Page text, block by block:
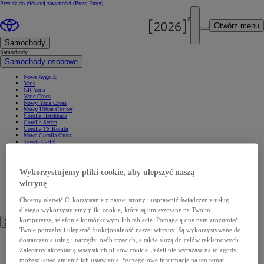
Przejdź do głównej zawartości (Press Enter)
Otwórz menu
Samochody
Samochody
Samochody osobowe
Nowe Aygo X
Yaris
GR Yaris
Yaris Cross
Nowy Yaris Cross
Nowy Urban Cruiser
Corolla Hatchback
Corolla Sedan
Corolla TS Kombi
Nowa Corolla Cross
Toyota C-HR
Camry
Prius
Mirai
Land Cruiser
Nowy GR GT
Samochody dostawcze
Nowy Hilux
Nowy Hilux Electric
PROACE Max
Wykorzystujemy pliki cookie, aby ulepszyć naszą
witrynę
Chcemy ułatwić Ci korzystanie z naszej strony i usprawnić świadczenie usług,
dlatego wykorzystujemy pliki cookie, które są umieszczane na Twoim
komputerze, telefonie komórkowym lub tablecie. Pomagają one nam zrozumieć
Twoje potrzeby i ulepszać funkcjonalność naszej witryny. Są wykorzystywane do
dostarczania usług i narzędzi osób trzecich, a także służą do celów reklamowych.
Zalecamy akceptację wszystkich plików cookie. Jeżeli nie wyrażasz na to zgody,
możesz łatwo zmienić ich ustawienia. Szczegółowe informacje na ten temat